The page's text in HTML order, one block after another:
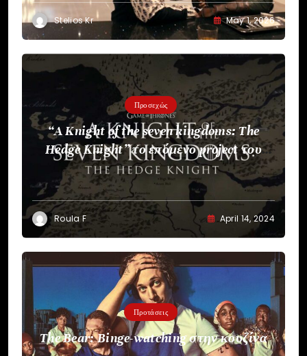
Stelios Kr May 1, 2026
Προσεχώς
“A Knight of the seven kingdoms: The
Hedge Knight” το επόμενο project του
HBO
Roula F April 14, 2024
Προτάσεις
The Bear: Binge-watching στην κουζίνα